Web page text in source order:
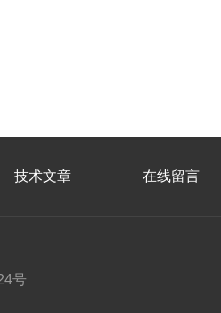
技术文章 在线留言
号